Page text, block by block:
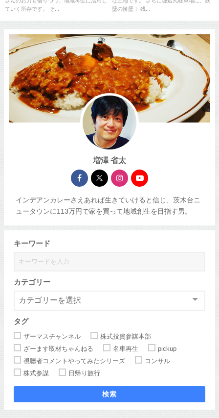
ていく所存です。 そ...
壁の擁壁！ 残...
増澤 省太
インデアンカレーさえあれば生きていけると信じ、茨木台ニ
ュータウンに113万円で家を買って地域創生を目指す男。
キーワード
カテゴリー
タグ
ザーマスチャンネル
株式投資参謀本部
ざーます取材ちゃんねる
名車再生
pickup
視聴者コメントやってみたシリーズ
コンサル
株式参謀
日帰り旅行
検索